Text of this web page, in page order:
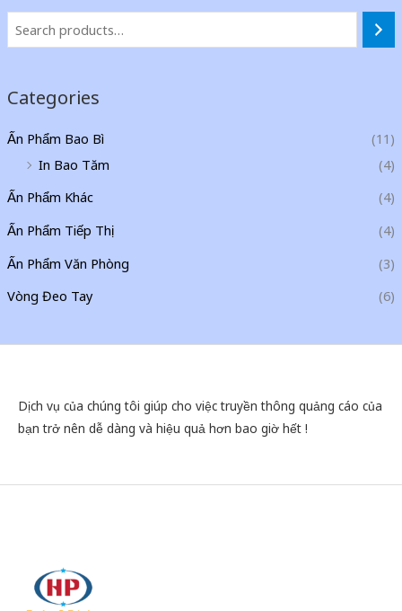
Categories
Ấn Phẩm Bao Bì
(11)
In Bao Tăm
(4)
Ấn Phẩm Khác
(4)
Ấn Phẩm Tiếp Thị
(4)
Ấn Phẩm Văn Phòng
(3)
Vòng Đeo Tay
(6)
Dịch vụ của chúng tôi giúp cho việc truyền thông quảng cáo của
bạn trở nên dễ dàng và hiệu quả hơn bao giờ hết !